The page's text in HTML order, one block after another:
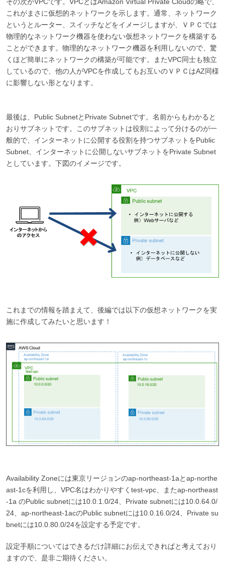
その次がVPCです。VPCとはAmazon Virtual Private Cloudの略で、
これがまさに仮想的ネットワークを示します。通常、ネットワーク
というとルーター、スイッチなどをイメージしますが、ＶＰＣでは
物理的なネットワーク機器を使わない仮想ネットワークを構築する
ことができます。物理的なネットワーク機器を利用しないので、驚
くほど簡単にネットワークの構築が可能です。またVPC同士も独立
しているので、他の人がVPCを作成してもお互いのＶＰＣはAZ同様
に影響しない形となります。
最後は、Public SubnetとPrivate Subnetです。名前からもわかると
おりサブネットです。このサブネットは役割によって分けるのが一
般的で、インターネットに公開する役割を持つサブネットをPublic
Subnet、インターネットに公開しないサブネットをPrivate Subnet
としています。下図のイメージです。
これまでの情報を踏まえて、後編では以下の仮想ネットワークを実
施に作成してみたいと思います！
Availability Zoneには東京リージョンのap-northeast-1aとap-northe
ast-1cを利用し、VPC名はわかりやすくtest-vpc、またap-northeast
-1a のPublic subnetには10.0.1.0/24、Private subnetには10.0.64.0/
24、ap-northeast-1acのPublic subnetには10.0.16.0/24、Private su
bnetには10.0.80.0/24を設定する予定です。
設定手順についてはできるだけ詳細にお伝えできればと考えており
ますので、是非ご期待ください。